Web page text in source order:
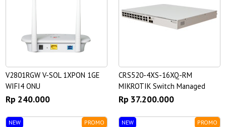
V2801RGW V-SOL 1XPON 1GE
WIFI4 ONU
Rp 240.000
CRS520-4XS-16XQ-RM
MIKROTIK Switch Managed
Rp 37.200.000
NEW PROMO NEW PROMO